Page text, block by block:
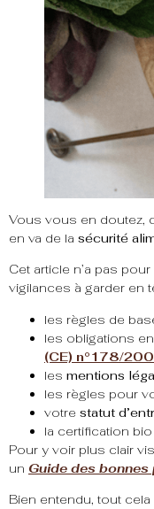
Vous vous en doutez,
en va de la sécurité
Cet article n’a pas
vigilances à garder en
les règles de
les obligations
(CE) n°178/
les mentions
les règles pour
votre statut
la certification
Pour y voir plus clair
un Guide des bonnes
Bien entendu, tout